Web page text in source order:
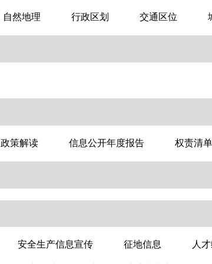
自然地理 行政区划 交通区位
政策解读 信息公开年度报告 权责清单
安全生产信息宣传 征地信息 人